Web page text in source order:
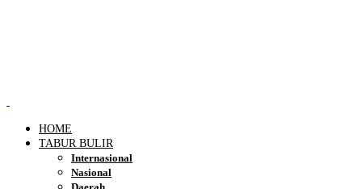
HOME
TABUR BULIR
Internasional
Nasional